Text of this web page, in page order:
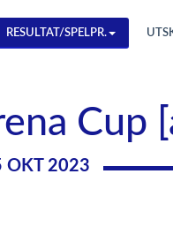
RESULTAT/SPELPR.
Cup
OKT 2023